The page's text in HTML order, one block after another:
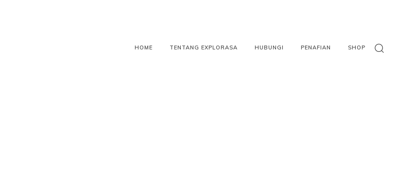
HOME TENTANG EXPLORASA HUBUNGI PENAFIAN SHOP